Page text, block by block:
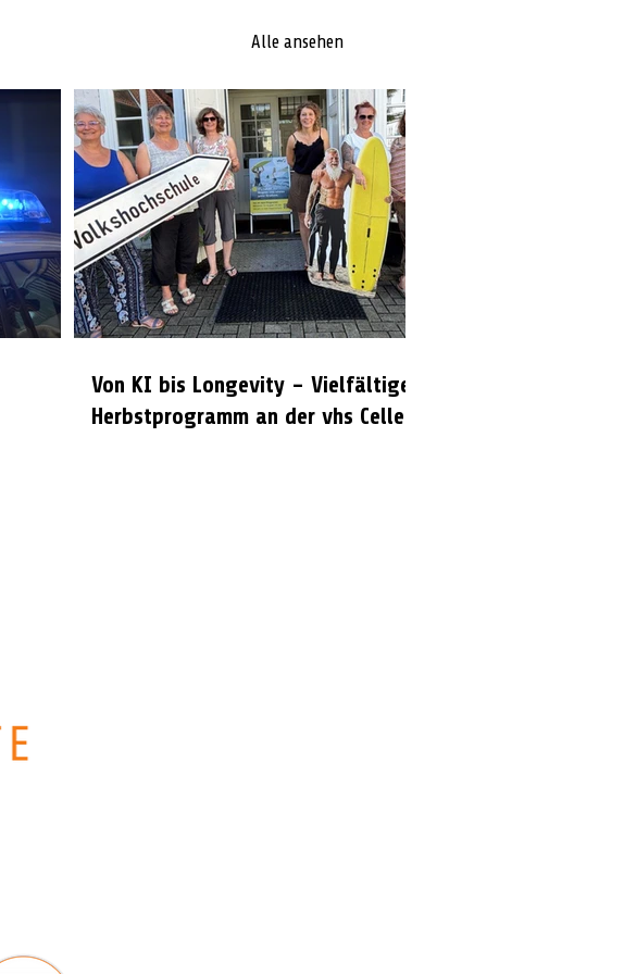
Alle ansehen
Von KI bis Longevity – Vielfältiges
Herbstprogramm an der vhs Celle